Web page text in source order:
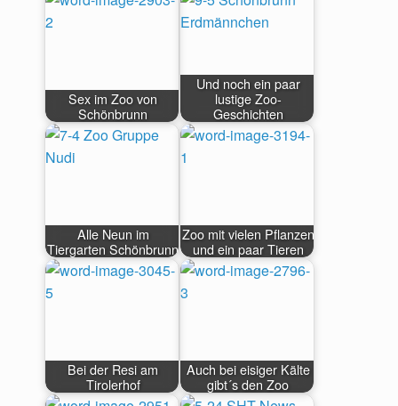
Sex im Zoo von
Schönbrunn
Und noch ein paar
lustige Zoo-
Geschichten
Alle Neun im
Tiergarten Schönbrunn
Zoo mit vielen Pflanzen
und ein paar Tieren
Bei der Resi am
Tirolerhof
Auch bei eisiger Kälte
gibt´s den Zoo